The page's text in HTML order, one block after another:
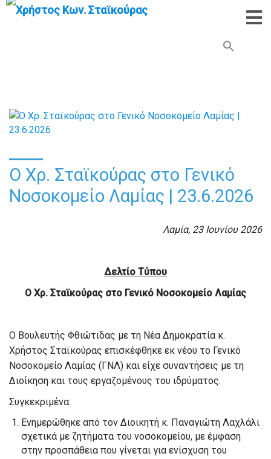
Ο Χρ. Σταϊκούρας στο Γενικό
Νοσοκομείο Λαμίας | 23.6.2026
Λαμία, 23 Ιουνίου 2026
Δελτίο Τύπου
Ο Χρ. Σταϊκούρας στο Γενικό Νοσοκομείο Λαμίας
Ο Βουλευτής Φθιώτιδας με τη Νέα Δημοκρατία κ.
Χρήστος Σταϊκούρας επισκέφθηκε εκ νέου το Γενικό
Νοσοκομείο Λαμίας (ΓΝΛ) και είχε συναντήσεις με τη
Διοίκηση και τους εργαζομένους του ιδρύματος.
Συγκεκριμένα:
Ενημερώθηκε από τον Διοικητή κ. Παναγιώτη Λαχλάλι
σχετικά με ζητήματα του νοσοκομείου, με έμφαση
στην προσπάθεια που γίνεται για ενίσχυση του